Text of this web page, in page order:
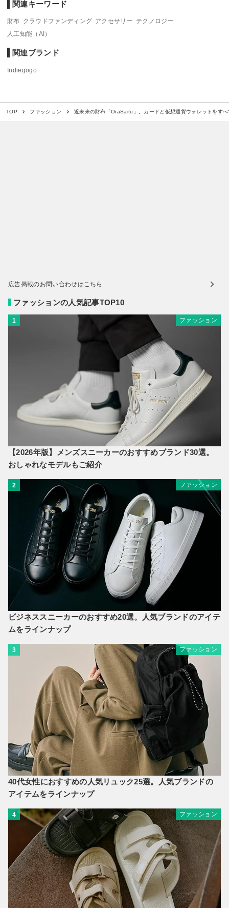
関連キーワード
財布 クラウドファンディング アクセサリー テクノロジー
人工知能（AI）
関連ブランド
Indiegogo
TOP ファッション 近未来の財布「OraSaifu」。カードと仮想通貨ウォレットをす
広告掲載のお問い合わせはこちら
ファッションの人気記事TOP10
1 ファッション
【2026年版】メンズスニーカーのおすすめブランド30選。
おしゃれなモデルもご紹介
2 ファッション
ビジネススニーカーのおすすめ20選。人気ブランドのアイテ
ムをラインナップ
3 ファッション
40代女性におすすめの人気リュック25選。人気ブランドの
アイテムをラインナップ
4 ファッション